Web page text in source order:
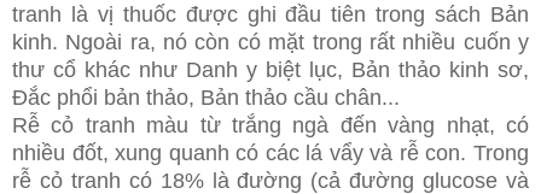
tranh là vị thuốc được ghi đầu tiên trong sách Bản
kinh. Ngoài ra, nó còn có mặt trong rất nhiều cuốn y
thư cổ khác như Danh y biệt lục, Bản thảo kinh sơ,
Đắc phổi bản thảo, Bản thảo cầu chân...
Rễ cỏ tranh màu từ trắng ngà đến vàng nhạt, có
nhiều đốt, xung quanh có các lá vẩy và rễ con. Trong
rễ cỏ tranh có 18% là đường (cả đường glucose và